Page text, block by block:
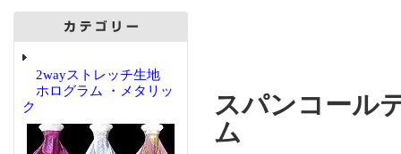
2wayストレッチ生地
ホログラム ・メタリッ
ク
スパンコー
ム